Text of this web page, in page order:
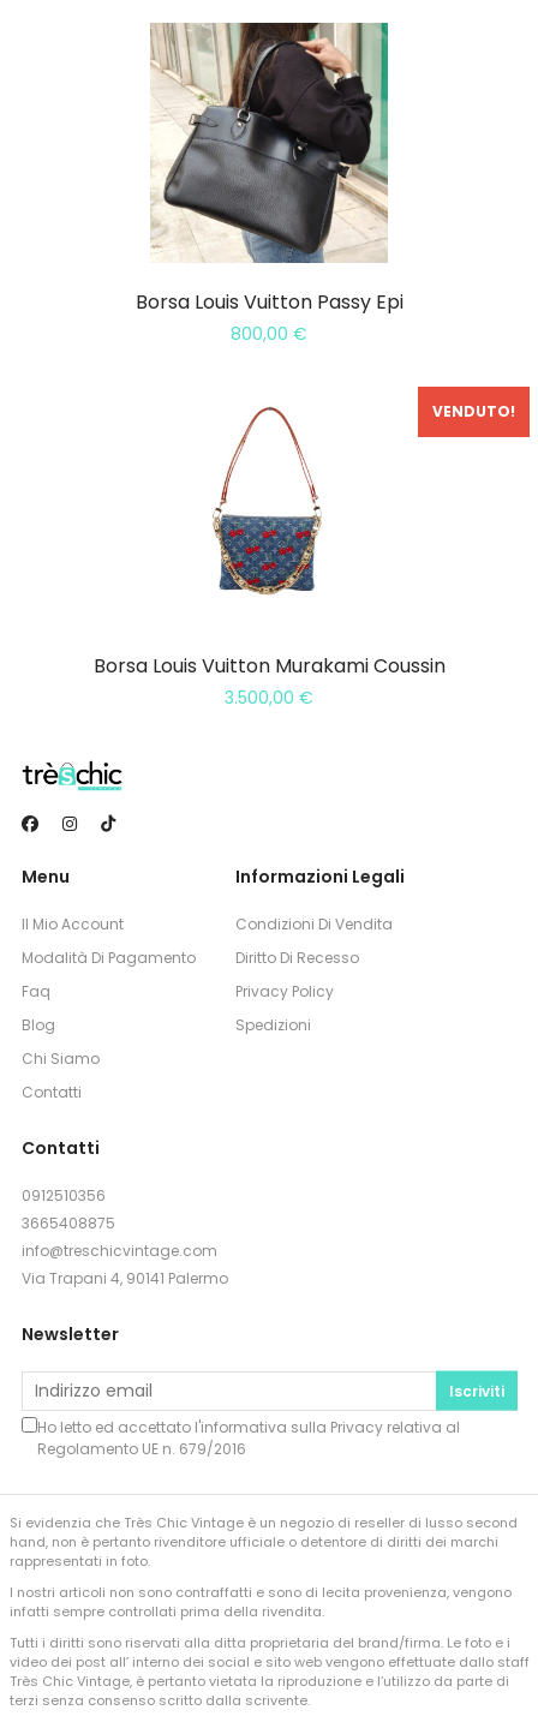
Borsa Louis Vuitton Passy Epi
800,00 €
VENDUTO!
Borsa Louis Vuitton Murakami Coussin
3.500,00 €
Menu
Il Mio Account
Modalità Di Pagamento
Faq
Blog
Chi Siamo
Contatti
Informazioni Legali
Condizioni Di Vendita
Diritto Di Recesso
Privacy Policy
Spedizioni
Contatti
0912510356
3665408875
info@treschicvintage.com
Via Trapani 4, 90141 Palermo
Newsletter
Iscriviti
Ho letto ed accettato l'informativa sulla Privacyrelativa al
Regolamento UE n. 679/2016
Si evidenzia che Très Chic Vintage è un negozio di reseller di lusso second
hand, non è pertanto rivenditore ufficiale o detentore di diritti dei marchi
rappresentati in foto.
I nostri articoli non sono contraffatti e sono di lecita provenienza, vengono
infatti sempre controllati prima della rivendita.
Tutti i diritti sono riservati alla ditta proprietaria del brand/firma. Le foto e i
video dei post all’ interno dei social e sito web vengono effettuate dallo staff
Très Chic Vintage, è pertanto vietata la riproduzione e l’utilizzo da parte di
terzi senza consenso scritto dalla scrivente.